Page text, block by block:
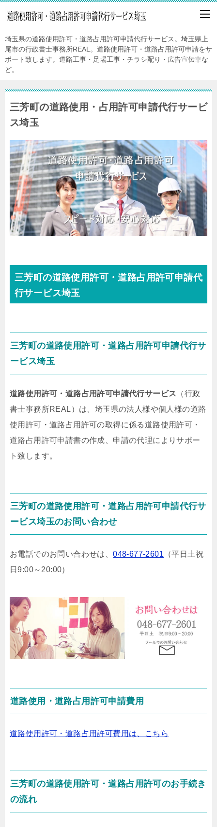
埼玉県の道路使用許可・道路占用許可申請代行サービス。埼玉県上
尾市の行政書士事務所REAL。道路使用許可・道路占用許可申請をサ
ポート致します。道路工事・足場工事・チラシ配り・広告宣伝車な
ど。
三芳町の道路使用・占用許可申請代行サービ
ス埼玉
三芳町の道路使用許可・道路占用許可申請代
行サービス埼玉
三芳町の道路使用許可・道路占用許可申請代行サ
ービス埼玉
道路使用許可・道路占用許可申請代行サービス （行政
書士事務所REAL）は、埼玉県の法人様や個人様の道路
使用許可・道路占用許可の取得に係る道路使用許可・
道路占用許可申請書の作成、申請の代理によりサポー
ト致します。
三芳町の道路使用許可・道路占用許可申請代行サ
ービス埼玉のお問い合わせ
お電話でのお問い合わせは、048-677-2601 （平日土祝
日9:00～20:00）
道路使用・道路占用許可申請費用
道路使用許可・道路占用許可費用は、こちら
三芳町の道路使用許可・道路占用許可のお手続き
の流れ